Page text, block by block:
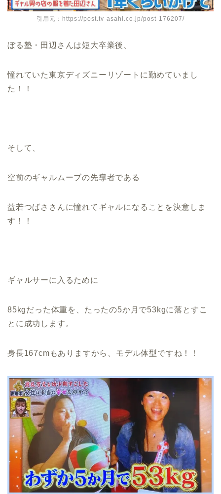
引用元：https://post.tv-asahi.co.jp/post-176207/
ぼる塾・田辺さんは短大卒業後、
憧れていた東京ディズニーリゾートに勤めていまし
た！！
そして、
空前のギャルムーブの先導者である
益若つばささんに憧れてギャルになることを決意しま
す！！
ギャルサーに入るために
85kgだった体重を、たったの5か月で53kgに落とすこ
とに成功します。
身長167cmもありますから、モデル体型ですね！！